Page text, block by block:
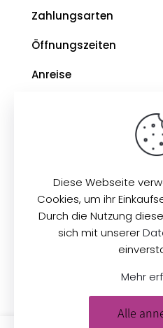
Zahlungsarten
Öffnungszeiten
Anreise
Datenschutz
© 2026Zeilinger Stoffe .
Diese Webseite
Cookies, um ihr
Durch die Nutzung
sich mit unserer
Mehr
Alle